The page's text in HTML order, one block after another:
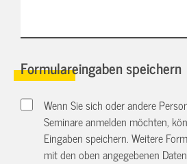
Formulareingaben speichern
Wenn Sie sich oder andere
Seminare anmelden möchten,
Eingaben speichern. Weitere
mit den oben angegebenen